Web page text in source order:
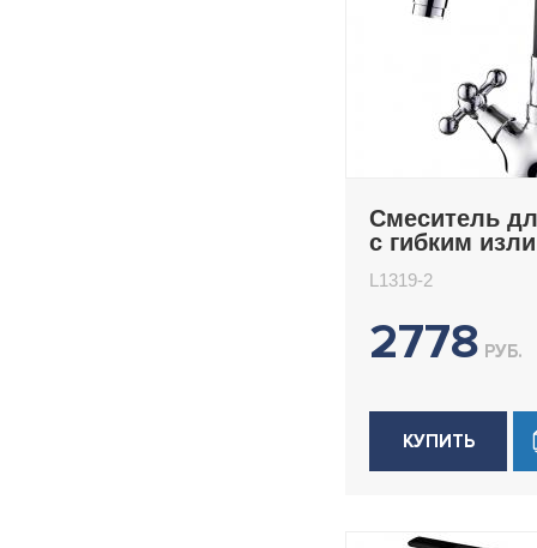
Смеситель
с гибким
L1319-2
2778 РУБ.
КУПИТЬ